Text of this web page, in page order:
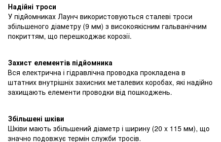
Надійні троси
У підйомниках Лаунч використовуються сталеві троси
збільшеного діаметру (9 мм) з високоякісним гальванічним
покриттям, що перешкоджає корозії.
Захист елементів підйомника
Вся електрична і гідравлічна проводка прокладена в
штатних внутрішніх захисних металевих коробах, які надійно
захищають елементи проводки від пошкоджень.
Збільшені шківи
Шківи мають збільшений діаметр і ширину (20 x 115 мм), що
значно подовжує термін служби тросів.